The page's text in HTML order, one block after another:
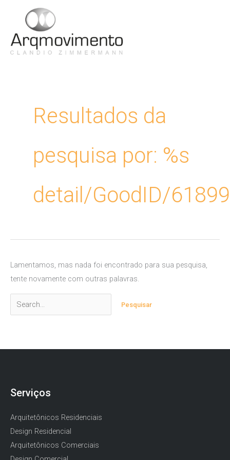
conteúdo
Resultados da
pesquisa por: %s
detail/GoodID/
Lamentamos, mas nada foi encontrado para sua pesquisa,
tente novamente com outras palavras.
Pesquisar
por:
Serviços
Arquitetônicos Residenciais
Design Residencial
Arquitetônicos Comerciais